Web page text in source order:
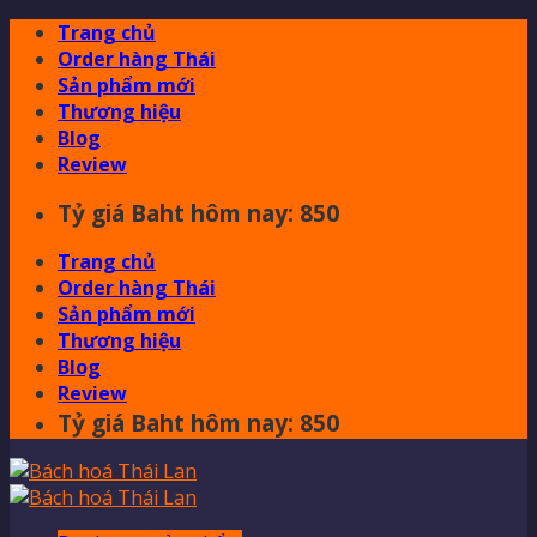
Skip
content
Trang chủ
Order hàng Thái
Sản phẩm mới
Thương hiệu
Blog
Review
Tỷ giá Baht hôm nay: 850
Trang chủ
Order hàng Thái
Sản phẩm mới
Thương hiệu
Blog
Review
Tỷ giá Baht hôm nay: 850